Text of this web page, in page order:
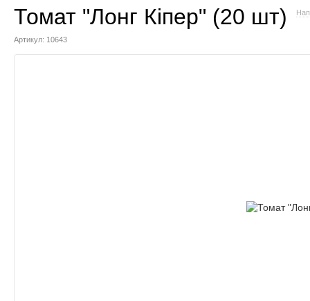
Томат "Лонг Кіпер" (20 шт)
Артикул: 10643